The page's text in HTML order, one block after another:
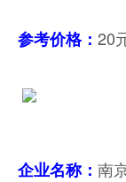
参考价格： 20
企业名称： 南